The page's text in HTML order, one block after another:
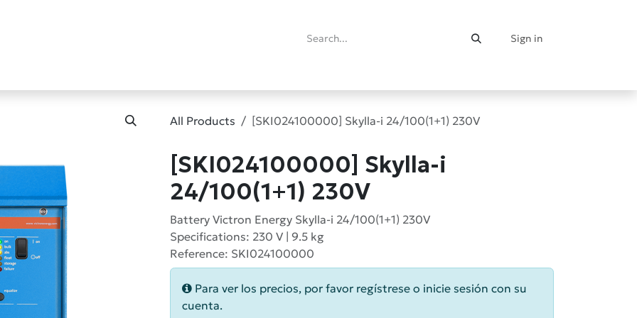
Sign in
All Products [SKI024100000] Skylla-i 24/100(1+1) 230V
[SKI024100000] Skylla-i
24/100(1+1) 230V
Battery Victron Energy Skylla-i 24/100(1+1) 230V
Specifications: 230 V | 9.5 kg
Reference: SKI024100000
Para ver los precios, por favor regístrese o inicie sesión con su
cuenta.